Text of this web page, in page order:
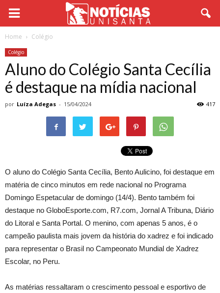
Home Colégio
Colégio
Aluno do Colégio Santa Cecília
é destaque na mídia nacional
por Luíza Adegas - 15/04/2024 417
O aluno do Colégio Santa Cecília, Bento Aulicino, foi destaque em
matéria de cinco minutos em rede nacional no Programa
Domingo Espetacular de domingo (14/4). Bento também foi
destaque no GloboEsporte.com, R7.com, Jornal A Tribuna, Diário
do Litoral e Santa Portal. O menino, com apenas 5 anos, é o
campeão paulista mais jovem da história do xadrez e foi indicado
para representar o Brasil no Campeonato Mundial de Xadrez
Escolar, no Peru.
As matérias ressaltaram o crescimento pessoal e esportivo de